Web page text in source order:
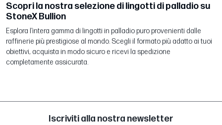
Scopri la nostra selezione di lingotti di palladio su
StoneX Bullion
Esplora l’intera gamma di lingotti in palladio puro provenienti dalle
raffinerie più prestigiose al mondo. Scegli il formato più adatto ai tuoi
obiettivi, acquista in modo sicuro e ricevi la spedizione
completamente assicurata.
Iscriviti alla nostra newsletter